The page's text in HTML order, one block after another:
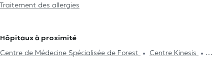
Traitement des allergies
Hôpitaux à proximité
Centre de Médecine Spécialisée de Forest
Centre Kinesis